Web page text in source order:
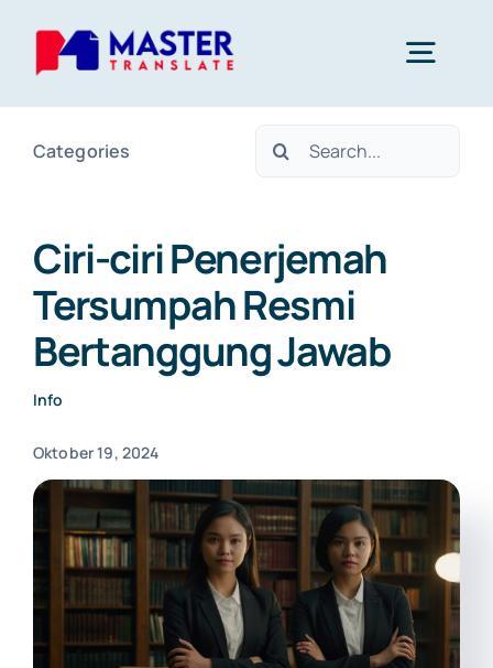
Home
About Us
Kontak
Categories
Search
Ciri-ciri Penerjemah
Tersumpah Resmi
Bertanggung Jawab
Info
Oktober 19, 2024